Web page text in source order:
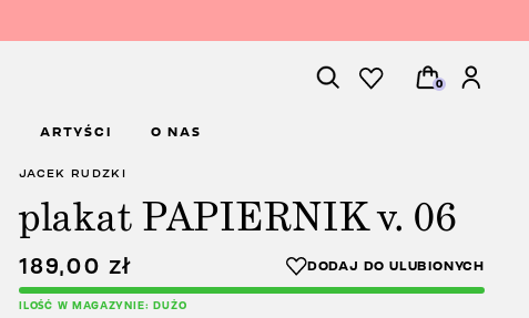
0
ARTYŚCI O NAS
JACEK RUDZKI
plakat PAPIERNIK v. 06
189,00 zł
ILOŚĆ W MAGAZYNIE: DUŻO